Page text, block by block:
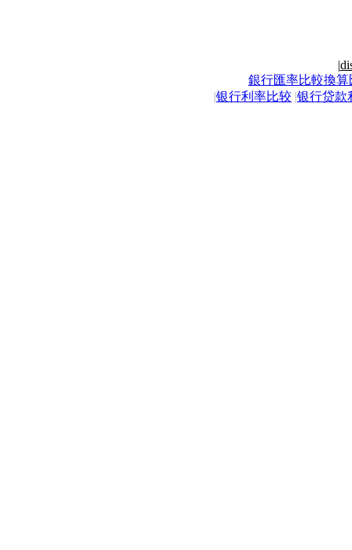
|
銀行匯率比較換算
|银行利率比较 |银行贷款